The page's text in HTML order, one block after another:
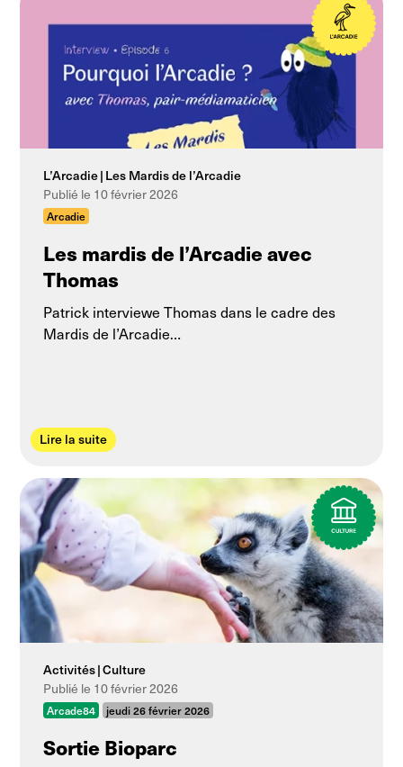
L’Arcadie Les Mardis de l’Arcadie
Publié le 10 février 2026
Arcadie
Les mardis de l’Arcadie avec
Thomas
Patrick interviewe Thomas dans le cadre des
Mardis de l’Arcadie…
Lire la suite
Activités Culture
Publié le 10 février 2026
Arcade84 jeudi 26 février 2026
Sortie Bioparc